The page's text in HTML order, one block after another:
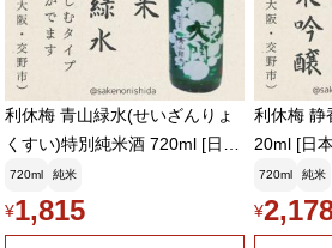
利休梅 青山緑水(せいざんりょ
くすい)特別純米酒 720ml [日本
酒ランキング 大阪地酒 大門酒
造・交野]
720ml 純米
¥1,815
利休梅 静
20ml [日
酒 大門酒
720ml 純米
¥